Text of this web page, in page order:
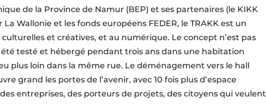
de la Province de Namur (BEP) et ses partenaires (le KIKK
Wallonie et les fonds européens FEDER, le TRAKK est un
et créatives, et au numérique. Le concept n’est pas
testé et hébergé pendant trois ans dans une habitation
plus loin dans la même rue. Le déménagement vers le hall
grand les portes de l’avenir, avec 10 fois plus d’espace
entreprises, des porteurs de projets, des citoyens qui veulent